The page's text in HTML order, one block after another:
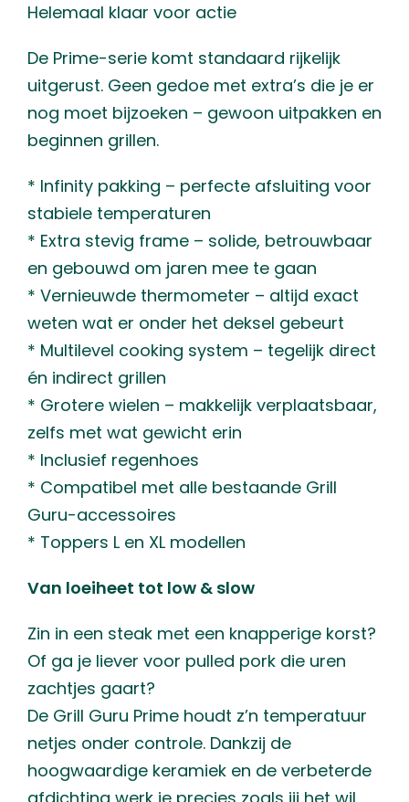
Helemaal klaar voor actie
De Prime-serie komt standaard rijkelijk
uitgerust. Geen gedoe met extra’s die je er
nog moet bijzoeken – gewoon uitpakken en
beginnen grillen.
* Infinity pakking – perfecte afsluiting voor
stabiele temperaturen
* Extra stevig frame – solide, betrouwbaar
en gebouwd om jaren mee te gaan
* Vernieuwde thermometer – altijd exact
weten wat er onder het deksel gebeurt
* Multilevel cooking system – tegelijk direct
én indirect grillen
* Grotere wielen – makkelijk verplaatsbaar,
zelfs met wat gewicht erin
* Inclusief regenhoes
* Compatibel met alle bestaande Grill
Guru-accessoires
* Toppers L en XL modellen
Van loeiheet tot low & slow
Zin in een steak met een knapperige korst?
Of ga je liever voor pulled pork die uren
zachtjes gaart?
De Grill Guru Prime houdt z’n temperatuur
netjes onder controle. Dankzij de
hoogwaardige keramiek en de verbeterde